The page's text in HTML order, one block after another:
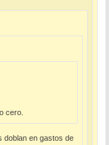
cero.
doblan en gastos de